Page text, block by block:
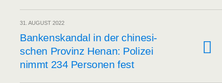
31. AUGUST 2022
Ban­ken­skan­dal in der chi­ne­si­
schen Pro­vinz Hen­an: Poli­zei
nimmt 234 Per­so­nen fest